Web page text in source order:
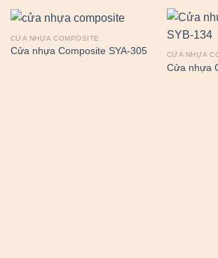
CỬA NHỰA COMPOSITE
Cửa nhựa Composite SYA-305 CỬA NHỰA
Cửa nhựa